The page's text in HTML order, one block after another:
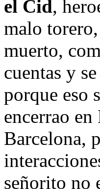
el Cid,
malo torero,
muerto,
cuentas y
porque eso
encerrao
Barcelona,
señorito no